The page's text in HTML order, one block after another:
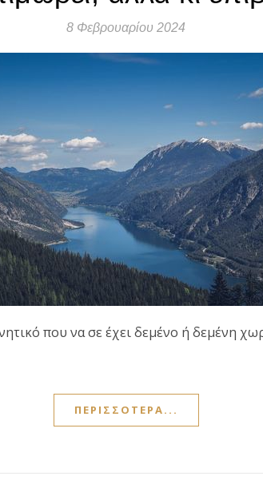
8 Φεβρουαρίου 2024
που να σε έχει δεμένο ή δεμένη
ΠΕΡΙΣΣΌΤΕΡΑ...